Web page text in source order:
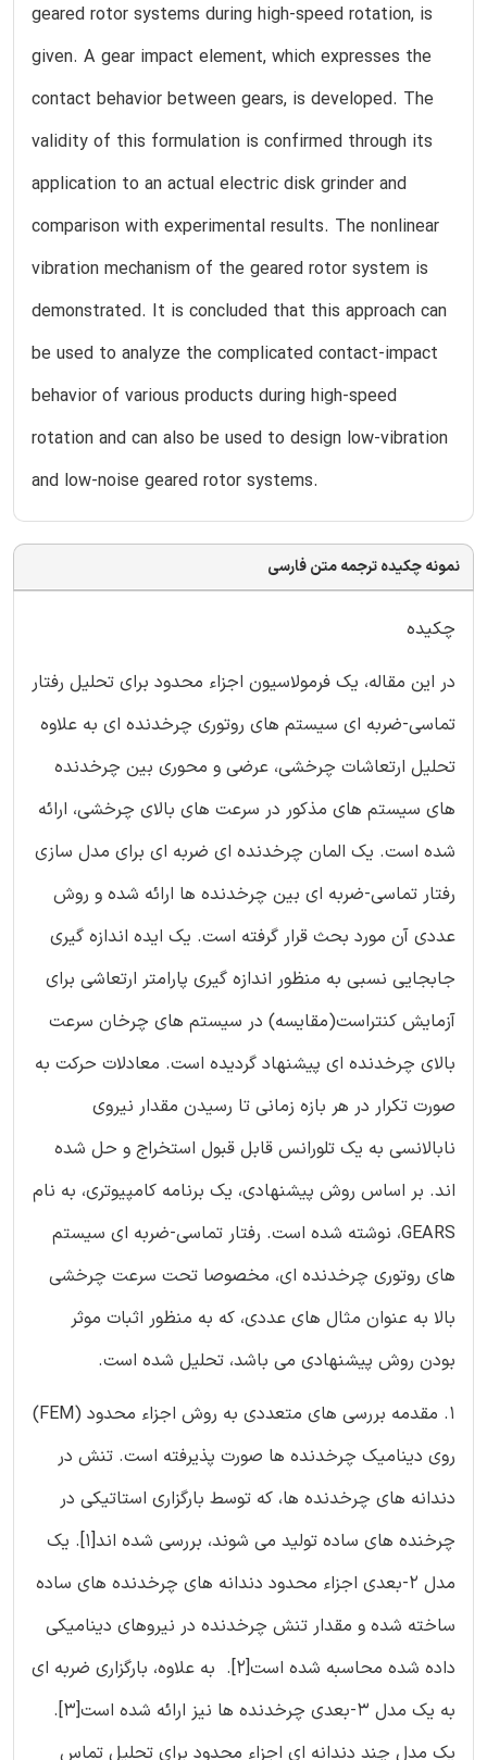
geared rotor systems during high-speed rotation, is
given. A gear impact element, which expresses the
contact behavior between gears, is developed. The
validity of this formulation is confirmed through its
application to an actual electric disk grinder and
comparison with experimental results. The nonlinear
vibration mechanism of the geared rotor system is
demonstrated. It is concluded that this approach can
be used to analyze the complicated contact-impact
behavior of various products during high-speed
rotation and can also be used to design low-vibration
and low-noise geared rotor systems.
نمونه چکیده ترجمه متن فارسی
چکیده
در این مقاله، یک فرمولاسیون اجزاء محدود برای تحلیل رفتار
تماسی-ضربه ای سیستم های روتوری چرخدنده ای به علاوه
تحلیل ارتعاشات چرخشی، عرضی و محوری بین چرخدنده
های سیستم های مذکور در سرعت های بالای چرخشی، ارائه
شده است. یک المان چرخدنده ای ضربه ای برای مدل سازی
رفتار تماسی-ضربه ای بین چرخدنده ها ارائه شده و روش
عددی آن مورد بحث قرار گرفته است. یک ایده اندازه گیری
جابجایی نسبی به منظور اندازه گیری پارامتر ارتعاشی برای
آزمایش کنتراست(مقایسه) در سیستم های چرخان سرعت
بالای چرخدنده ای پیشنهاد گردیده است. معادلات حرکت به
صورت تکرار در هر بازه زمانی تا رسیدن مقدار نیروی
نابالانسی به یک تلورانس قابل قبول استخراج و حل شده
اند. بر اساس روش پیشنهادی، یک برنامه کامپیوتری، به نام
GEARS، نوشته شده است. رفتار تماسی-ضربه ای سیستم
های روتوری چرخدنده ای، مخصوصا تحت سرعت چرخشی
بالا به عنوان مثال های عددی، که به منظور اثبات موثر
بودن روش پیشنهادی می باشد، تحلیل شده است.
1. مقدمه بررسی های متعددی به روش اجزاء محدود (FEM)
روی دینامیک چرخدنده ها صورت پذیرفته است. تنش در
دندانه های چرخدنده ها، که توسط بارگزاری استاتیکی در
چرخنده های ساده تولید می شوند، بررسی شده اند[1]. یک
مدل 2-بعدی اجزاء محدود دندانه های چرخدنده های ساده
ساخته شده و مقدار تنش چرخدنده در نیروهای دینامیکی
داده شده محاسبه شده است[2]. به علاوه، بارگزاری ضربه ای
به یک مدل 3-بعدی چرخدنده ها نیز ارائه شده است[3].
یک مدل چند دندانه ای اجزاء محدود برای تحلیل تماس